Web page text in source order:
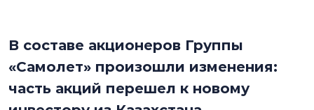
В составе акционеров Группы
«Самолет» произошли изменения:
часть акций перешел к новому